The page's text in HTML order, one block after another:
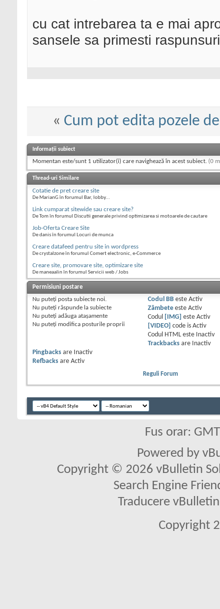
cu cat intrebarea ta e mai
sansele sa primesti
« Cum pot edita pozele
Informații subiect
Momentan este/sunt 1 utilizator(i) care navighează în acest subiect. (0
Thread-uri Similare
Cotatie de pret creare site
De MarianG în forumul Bar, lobby...
Link cumparat sitewide sau creare site?
De Tom în forumul Discutii generale privind optimizarea si motoarele de cautare
Job-Oferta Creare Site
De danis în forumul Locuri de munca
Creare datafeed pentru site in wordpress
De crystalzone în forumul Comert electronic, e-Commerce
Creare site, promovare site, optimizare site
De maneaalin în forumul Servicii web / Jobs
Permisiuni postare
Nu puteţi posta subiecte noi.
Nu puteţi răspunde la subiecte
Nu puteţi adăuga ataşamente
Nu puteţi modifica posturile proprii
Codul BBeste Activ
Zâmbeteeste Activ
Codul
[IMG] este Activ
[VIDEO]
code is Activ
Codul HTML este
Inactiv
Trackbacksare
Inactiv
Pingbacks are
Inactiv
Refbacks are Activ
Reguli Forum
Fus orar:
Powered by
Copyright © 2026 vBulletin
Search Engine
Traducere
Copyright